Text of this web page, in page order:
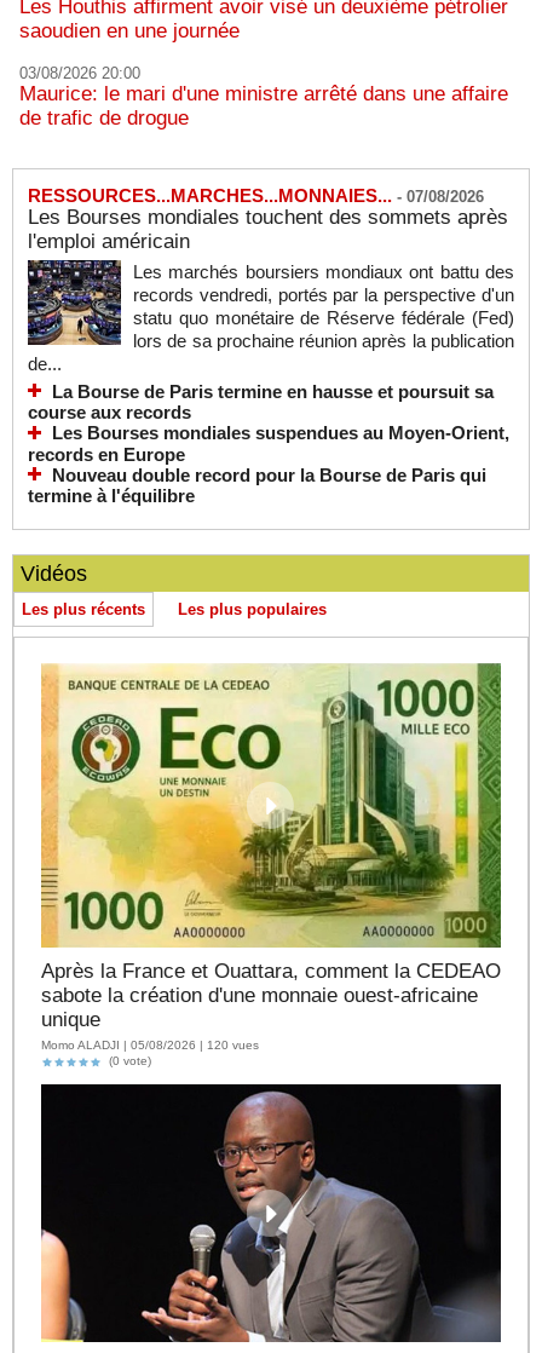
Les Houthis affirment avoir visé un deuxième pétrolier
saoudien en une journée
03/08/2026 20:00
Maurice: le mari d'une ministre arrêté dans une affaire
de trafic de drogue
RESSOURCES...MARCHES...MONNAIES... - 07/08/2026
Les Bourses mondiales touchent des sommets après
l'emploi américain
Les marchés boursiers mondiaux ont battu des
records vendredi, portés par la perspective d'un
statu quo monétaire de Réserve fédérale (Fed)
lors de sa prochaine réunion après la publication
de...
La Bourse de Paris termine en hausse et poursuit sa
course aux records
Les Bourses mondiales suspendues au Moyen-Orient,
records en Europe
Nouveau double record pour la Bourse de Paris qui
termine à l'équilibre
Vidéos
Les plus récents Les plus populaires
Après la France et Ouattara, comment la CEDEAO
sabote la création d'une monnaie ouest-africaine
unique
Momo ALADJI | 05/08/2026 | 120 vues
(0 vote)